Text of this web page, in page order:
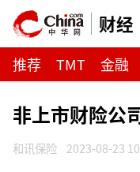
财经
推荐 TMT 金融
非上市财险公
和讯保险 2023-08-23